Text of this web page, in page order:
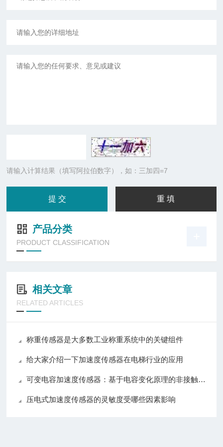
请输入计算结果（填写阿拉伯数字），如：三加四=7
产品分类
PRODUCT CLASSIFICATION
相关文章
RELATED ARTICLES
称重传感器是大多数工业称重系统中的关键组件
给大家介绍一下加速度传感器在电梯行业的应用
可变电容加速度传感器：基于电容变化原理的非接触式惯性传感器
压电式加速度传感器的灵敏度受哪些因素影响